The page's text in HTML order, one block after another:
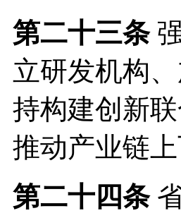
第二十三条
立研发机构
持构建创新
推动产业链
第二十四条